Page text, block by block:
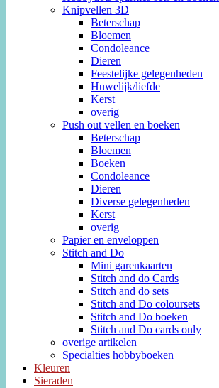
Knipvellen 3D
Beterschap
Bloemen
Condoleance
Dieren
Feestelijke gelegenheden
Huwelijk/liefde
Kerst
overig
Push out vellen en boeken
Beterschap
Bloemen
Boeken
Condoleance
Dieren
Diverse gelegenheden
Kerst
overig
Papier en enveloppen
Stitch and Do
Mini garenkaarten
Stitch and do Cards
Stitch and do sets
Stitch and Do coloursets
Stitch and Do boeken
Stitch and Do cards only
overige artikelen
Specialties hobbyboeken
Kleuren
Sieraden